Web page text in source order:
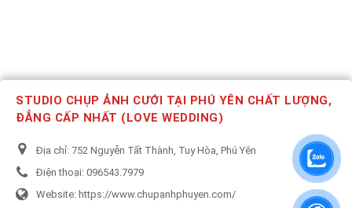
STUDIO CHỤP ẢNH CƯỚI TẠI PHÚ YÊN CHẤT LƯỢNG,
ĐẲNG CẤP NHẤT (LOVE WEDDING)
Địa chỉ: 752 Nguyễn Tất Thành, Tuy Hòa, Phú Yên
Điện thoại: 096543.7979
Website: https://www.chupanhphuyen.com/